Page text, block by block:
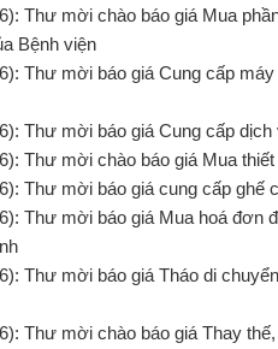
Thư mời chào báo giá Mua
Bệnh viện
Thư mời báo giá Cung cấp
Thư mời báo giá Cung cấp
Thư mời chào báo giá Mua
Thư mời báo giá cung cấp ghế
Thư mời báo giá Mua hoá
Thư mời báo giá Tháo di
Thư mời chào báo giá Thay